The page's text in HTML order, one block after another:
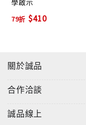
79折 $410
關於誠品
合作洽談
誠品線上